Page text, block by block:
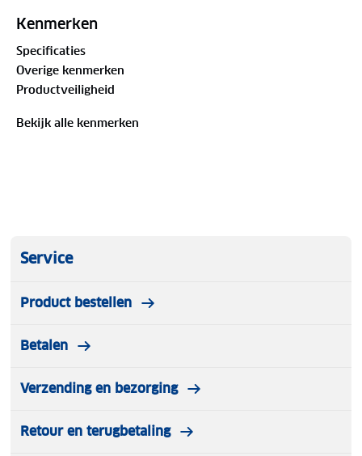
het mogelijk maakt om je eigen inlegzolen te dragen
jou ondersteuning op de momenten dat jij het nodig
hebt. Specificaties: • Geïmpregneerd nubuck •
Uitneembaar voetbed • Acquastop membraan 100%
waterdicht en ademend
Kenmerken
Specificaties
Overige kenmerken
Productveiligheid
Bekijk alle kenmerken
Service
Product bestellen
Betalen
Verzending en bezorging
Retour en terugbetaling